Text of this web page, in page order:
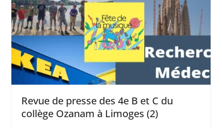
Revue de presse des 4e B et C du
collège Ozanam à Limoges (2)